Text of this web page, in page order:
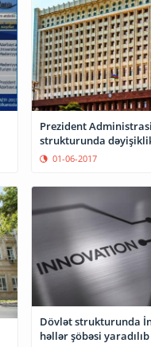
Prezident
strukturunda
01-06-2017
Dövlət strukturunda
həllər şöbəsi yaradılıb